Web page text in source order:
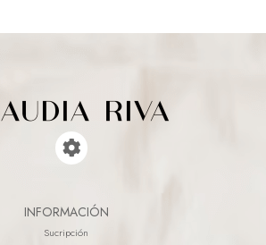
INFORMACIÓN
Sucripción